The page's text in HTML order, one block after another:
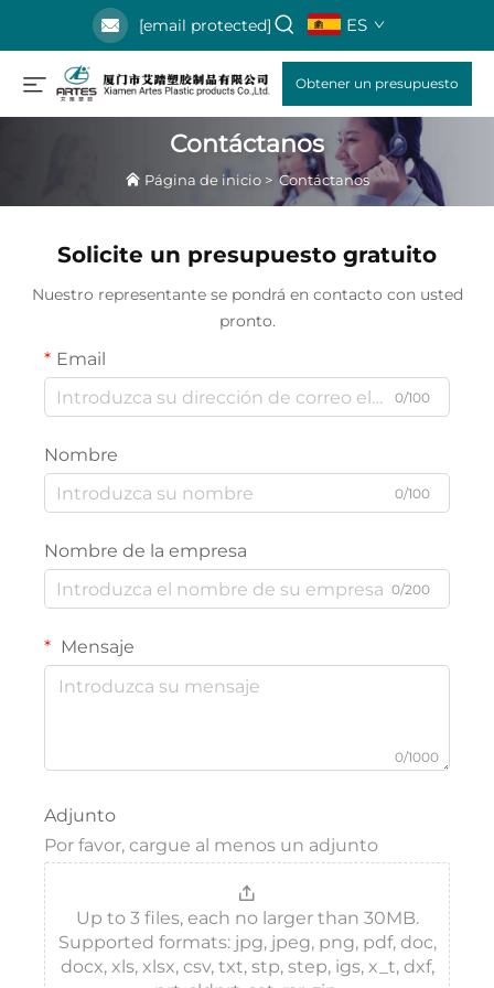
[email protected] ES
Obtener un presupuesto
Contáctanos
Página de inicio >Contáctanos
Solicite un presupuesto gratuito
Nuestro representante se pondrá en contacto con usted
pronto.
Email
0/100
Nombre
0/100
Nombre de la empresa
0/200
Mensaje
0/1000
Adjunto
Por favor, cargue al menos un adjunto
Up to 3 files, each no larger than 30MB.
Supported formats: jpg, jpeg, png, pdf, doc,
docx, xls, xlsx, csv, txt, stp, step, igs, x_t, dxf,